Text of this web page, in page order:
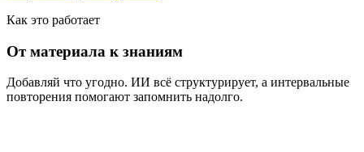
Как это работает
От материала к знаниям
Добавляй что угодно. ИИ всё структурирует, а интервальные
повторения помогают запомнить надолго.